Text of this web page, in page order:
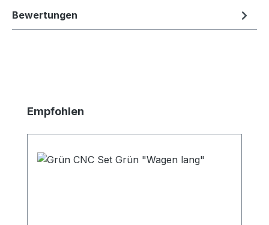
Bewertungen
Produktgalerie überspringen
Empfohlen